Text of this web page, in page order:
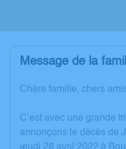
Message de la
Chère famille, chers
C’est avec une grande
annonçons le décès de